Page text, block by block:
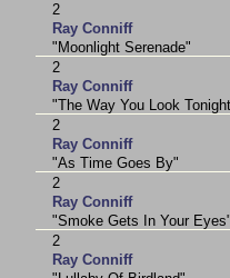
2
Ray Conniff
"Moonlight Serenade"
2
Ray Conniff
"The Way You Look
2
Ray Conniff
"As Time Goes By"
2
Ray Conniff
"Smoke Gets In Your Eyes"
2
Ray Conniff